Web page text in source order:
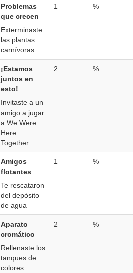
Problemas
que crecen
Exterminaste
las plantas
carnívoras
1 %
¡Estamos
juntos en
esto!
Invitaste a un
amigo a jugar
a We Were
Here
Together
2 %
Amigos
flotantes
Te rescataron
del depósito
de agua
1 %
Aparato
cromático
Rellenaste los
tanques de
colores
2 %